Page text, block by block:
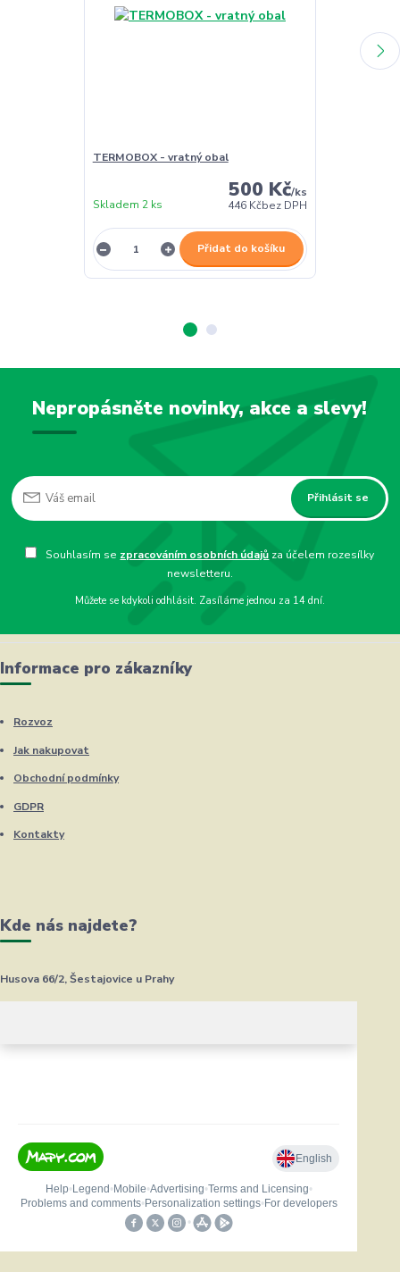
TERMOBOX - vratný obal
500 Kč/ks
446 Kčbez DPH
Skladem 2 ks
Přidat do košíku
Nepropásněte novinky, akce a slevy!
Přihlásit se
Souhlasím se zpracováním osobních údajů za účelem rozesílky
newsletteru.
Můžete se kdykoli odhlásit. Zasíláme jednou za 14 dní.
Informace pro zákazníky
Rozvoz
Jak nakupovat
Obchodní podmínky
GDPR
Kontakty
Kde nás najdete?
Husova 66/2, Šestajovice u Prahy